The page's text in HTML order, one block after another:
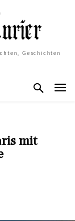
Geschichten
mit